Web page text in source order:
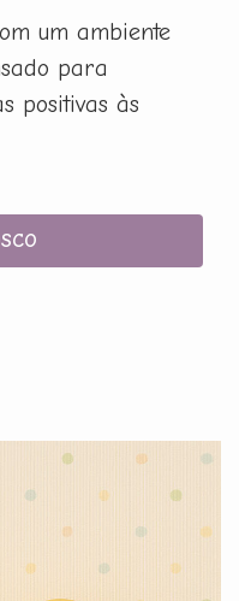
um ambiente
para
positivas às